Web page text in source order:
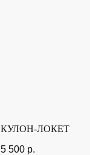
КУЛОН-ЛОКЕТ
5 500 р.